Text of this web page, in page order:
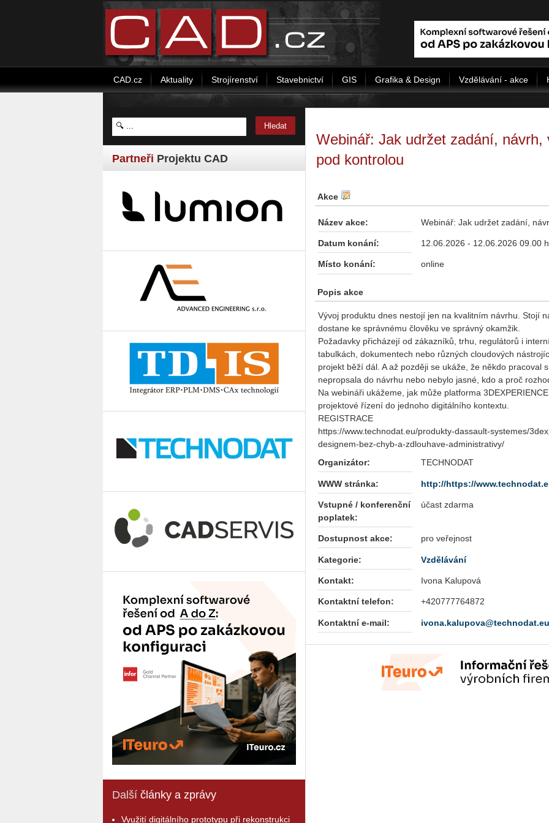
CAD.cz Aktuality Strojírenství Stavebnictví GIS Grafika & Design Vzdělávání - akce
Partneři Projektu CAD
Další články a zprávy
Využití digitálního prototypu při rekonstrukci
Webinář: Jak udržet zadání, návrh,
pod kontrolou
Akce
Název akce: Webinář: Jak udržet zadání,
Datum konání: 12.06.2026 - 12.06.2026 09.00
Místo konání: online
Popis akce
Vývoj produktu dnes nestojí jen na kvalitním návrhu. Stojí
dostane ke správnému člověku ve správný okamžik.
Požadavky přicházejí od zákazníků, trhu, regulátorů i
tabulkách, dokumentech nebo různých cloudových
projekt běží dál. A až později se ukáže, že někdo pracoval
nepropsala do návrhu nebo nebylo jasné, kdo a proč
Na webináři ukážeme, jak může platforma
projektové řízení do jednoho digitálního kontextu.
REGISTRACE
https://www.technodat.eu/produkty-dassault-systemes/
designem-bez-chyb-a-zdlouhave-administrativy/
Organizátor:
TECHNODAT
WWW stránka: http://https://
Vstupné / konferenční
poplatek:
účast zdarma
Dostupnost akce: pro veřejnost
Kategorie: Vzdělávání
Kontakt: Ivona Kalupová
Kontaktní telefon: +420777764872
Kontaktní e-mail: ivona.kalupova@technodat.eu